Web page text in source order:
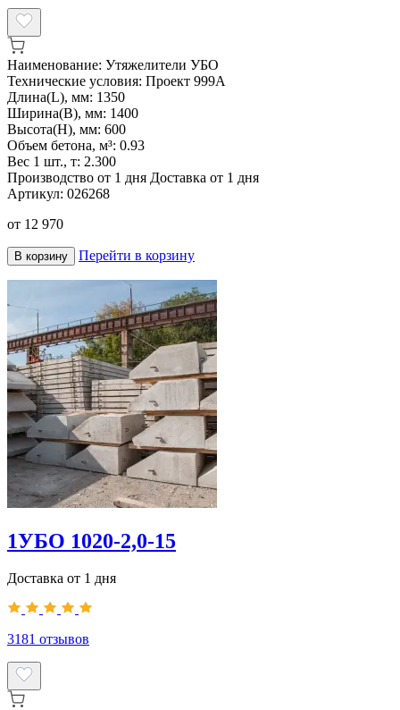
Наименование: Утяжелители УБО
Технические условия: Проект 999А
Длина(L), мм: 1350
Ширина(B), мм: 1400
Высота(H), мм: 600
Объем бетона, м³: 0.93
Вес 1 шт., т: 2.300
Производство от 1 дня Доставка от 1 дня
Артикул: 026268
от 12 970
В корзину Перейти в корзину
1УБО 1020-2,0-15
Доставка от 1 дня
3181 отзывов